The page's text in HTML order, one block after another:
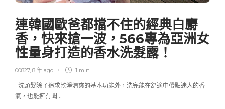
連韓國歐爸都擋不住的經典白麝
香，快來搶一波，566專為亞洲女
性量身打造的香水洗髮露！
00827, 8 年 ago 1 min
洗頭髮除了追求乾淨清爽的基本功能外，洗完能在舒適中帶點迷人的香
氣，也能擁有聞…